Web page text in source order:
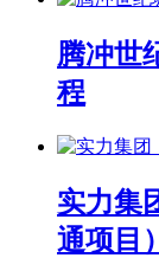
腾冲世
程
实力集
通项目）